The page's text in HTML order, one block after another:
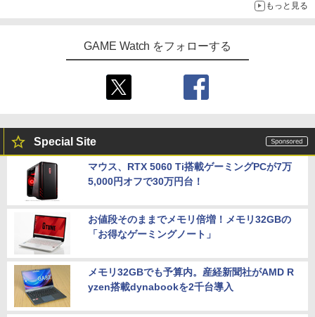
もっと見る
GAME Watch をフォローする
Special Site
マウス、RTX 5060 Ti搭載ゲーミングPCが7万
5,000円オフで30万円台！
お値段そのままでメモリ倍増！メモリ32GBの
「お得なゲーミングノート」
メモリ32GBでも予算内。産経新聞社がAMD R
yzen搭載dynabookを2千台導入